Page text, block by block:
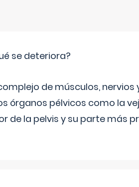
se deteriora?
de músculos,
órganos pélvicos como la
de la pelvis y su parte más